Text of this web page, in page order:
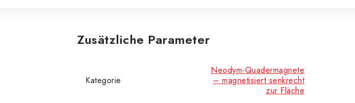
Zusätzliche Parameter
Kategorie
Neodym-Quadermagnete
– magnetisiert senkrecht
zur Fläche